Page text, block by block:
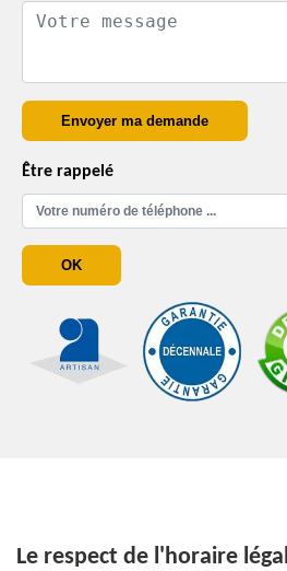
Être rappelé
Le respect de l'horaire